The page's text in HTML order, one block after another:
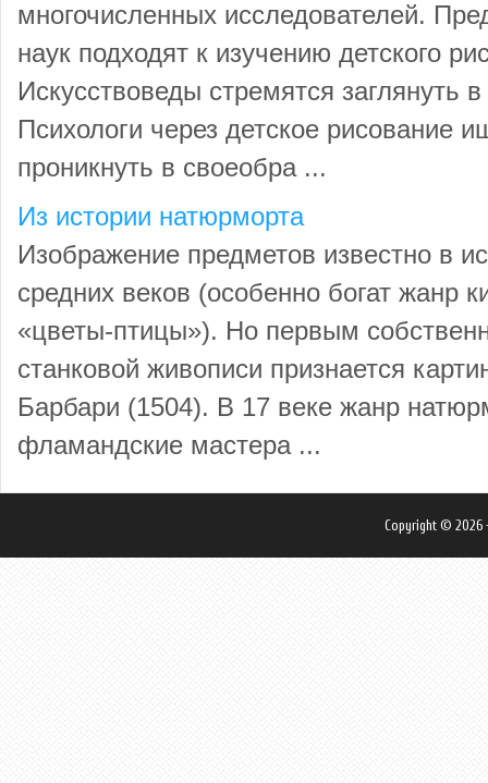
многочисленных исследователей.
наук подходят к изучению детского
Искусствоведы стремятся заглянуть
Психологи через детское рисование
проникнуть в своеобра ...
Из истории натюрморта
Изображение предметов известно в
средних веков (особенно богат жанр
«цветы-птицы»). Но первым
станковой живописи признается
Барбари (1504). В 17 веке жанр
фламандские мастера ...
Copyright © 2026